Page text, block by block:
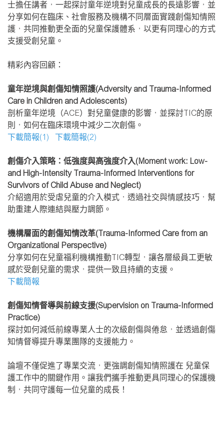
士擔任講者，一起探討童年逆境對兒童成長的長遠影響，並
分享如何在臨床、社會服務及機構不同層面實踐創傷知情照
護，共同推動更全面的兒童保護體系，以更有同理心的方式
支援受創兒童。
精彩內容回顧：
童年逆境與創傷知情照護(Adversity and Trauma-Informed
Care in Children and Adolescents)
剖析童年逆境（ACE）對兒童健康的影響，並探討TIC的原
則，如何在臨床環境中減少二次創傷。
下載簡報(1)
下載簡報(2)
創傷介入策略：低強度與高強度介入(Moment work: Low-
and High-Intensity Trauma-Informed Interventions for
Survivors of Child Abuse and Neglect)
介紹適用於受虐兒童的介入模式，透過社交與情感技巧，幫
助重建人際連結與壓力調節。
機構層面的創傷知情改革(Trauma-Informed Care from an
Organizational Perspective)
分享如何在兒童福利機構推動TIC轉型，讓各層級員工更敏
感於受創兒童的需求，提供一致且持續的支援。
下載簡報
創傷知情督導與前線支援(Supervision on Trauma-Informed
Practice)
探討如何減低前線專業人士的次級創傷與倦怠，並透過創傷
知情督導提升專業團隊的支援能力。
論壇不僅促進了專業交流，更強調創傷知情照護在 兒童保
護工作中的關鍵作用。讓我們攜手推動更具同理心的保護機
制，共同守護每一位兒童的成長！